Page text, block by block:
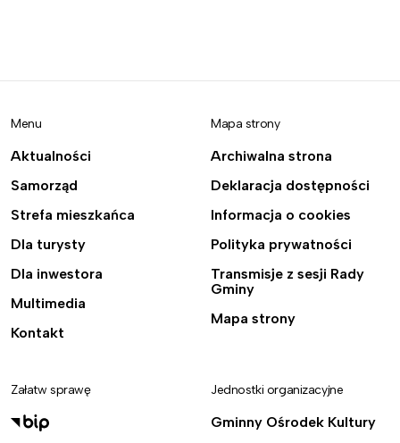
Menu
Aktualności
Samorząd
Strefa mieszkańca
Dla turysty
Dla inwestora
Multimedia
Kontakt
Mapa strony
Archiwalna strona
Deklaracja dostępności
Informacja o cookies
Polityka prywatności
Transmisje z sesji Rady
Gminy
Mapa strony
Załatw sprawę Jednostki organizacyjne
Gminny Ośrodek Kultury